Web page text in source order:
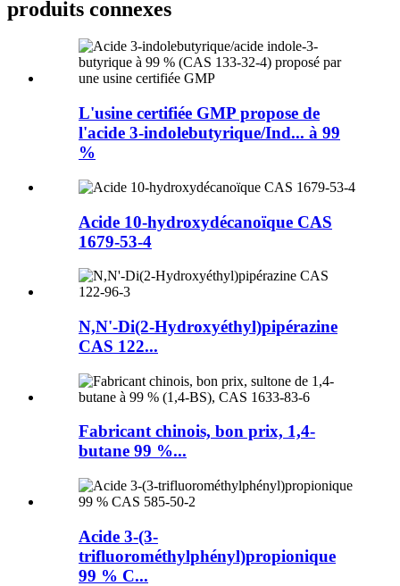
produits connexes
L'usine certifiée GMP propose de
l'acide 3-indolebutyrique/Ind... à 99
%
Acide 10-hydroxydécanoïque CAS
1679-53-4
N,N'-Di(2-Hydroxyéthyl)pipérazine
CAS 122...
Fabricant chinois, bon prix, 1,4-
butane 99 %...
Acide 3-(3-
trifluorométhylphényl)propionique
99 % C...